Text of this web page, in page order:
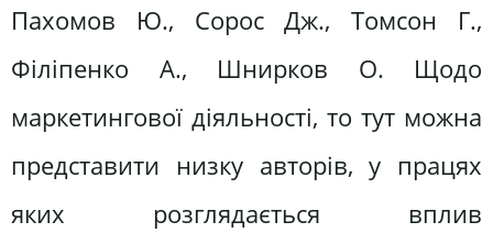
Пахомов Ю., Сорос Дж., Томсон Г.,
Філіпенко А., Шнирков О. Щодо
маркетингової діяльності, то тут можна
представити низку авторів, у працях
яких розглядається вплив